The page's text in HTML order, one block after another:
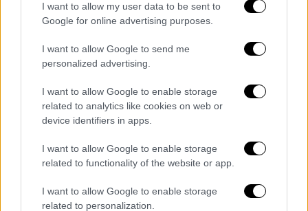
I want to allow my user data to be sent to
Google for online advertising purposes.
I want to allow Google to send me
personalized advertising.
I want to allow Google to enable storage
related to analytics like cookies on web or
device identifiers in apps.
I want to allow Google to enable storage
related to functionality of the website or app.
I want to allow Google to enable storage
related to personalization.
αγαπητοί μου είμαι πολύ μεγάλη και έμπειρη
για να δέχομαι την λάσπη που θέλουν
αξιωματικούς. Σε καμία περίπτωση δεν θα
αξιωματικοί, είναι δεδομένο ότι υπάρχουν
το γνωρίσουν όλοι μέσα στους χώρους τις
αστυνομίας, μιας και όπως λέει ο λαός ο
βήχας και το χρήμα δεν κρύβετε. Που είναι
όμως το κράτος στην περίπτωση Καραϊβάζ
που είναι η πολιτική βούληση?